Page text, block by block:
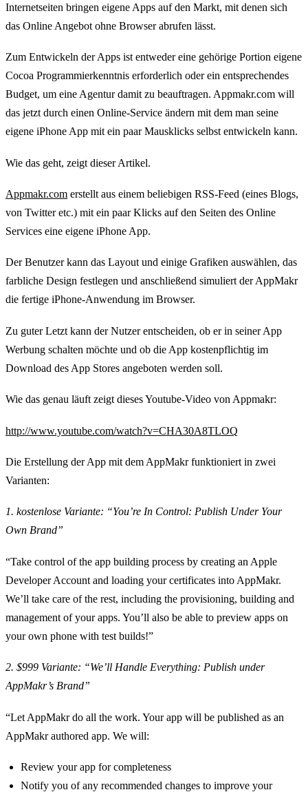
Internetseiten bringen eigene Apps auf den Markt, mit denen sich
das Online Angebot ohne Browser abrufen lässt.
Zum Entwickeln der Apps ist entweder eine gehörige Portion eigene
Cocoa Programmierkenntnis erforderlich oder ein entsprechendes
Budget, um eine Agentur damit zu beauftragen. Appmakr.com will
das jetzt durch einen Online-Service ändern mit dem man seine
eigene iPhone App mit ein paar Mausklicks selbst entwickeln kann.
Wie das geht, zeigt dieser Artikel.
Appmakr.com erstellt aus einem beliebigen RSS-Feed (eines Blogs,
von Twitter etc.) mit ein paar Klicks auf den Seiten des Online
Services eine eigene iPhone App.
Der Benutzer kann das Layout und einige Grafiken auswählen, das
farbliche Design festlegen und anschließend simuliert der AppMakr
die fertige iPhone-Anwendung im Browser.
Zu guter Letzt kann der Nutzer entscheiden, ob er in seiner App
Werbung schalten möchte und ob die App kostenpflichtig im
Download des App Stores angeboten werden soll.
Wie das genau läuft zeigt dieses Youtube-Video von Appmakr:
http://www.youtube.com/watch?v=CHA30A8TLOQ
Die Erstellung der App mit dem AppMakr funktioniert in zwei
Varianten:
1. kostenlose Variante: “You’re In Control: Publish Under Your
Own Brand”
“Take control of the app building process by creating an Apple
Developer Account and loading your certificates into AppMakr.
We’ll take care of the rest, including the provisioning, building and
management of your apps. You’ll also be able to preview apps on
your own phone with test builds!”
2. $999 Variante: “We’ll Handle Everything: Publish under
AppMakr’s Brand”
“Let AppMakr do all the work. Your app will be published as an
AppMakr authored app. We will:
Review your app for completeness
Notify you of any recommended changes to improve your